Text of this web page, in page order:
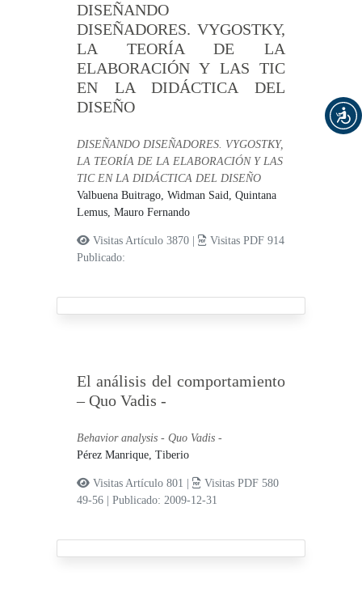
DISEÑANDO
DISEÑADORES. VYGOSTKY,
LA TEORÍA DE LA
ELABORACIÓN Y LAS TIC
EN LA DIDÁCTICA DEL
DISEÑO
DISEÑANDO DISEÑADORES. VYGOSTKY,
LA TEORÍA DE LA ELABORACIÓN Y LAS
TIC EN LA DIDÁCTICA DEL DISEÑO
Valbuena Buitrago, Widman Said,Quintana
Lemus, Mauro Fernando
Visitas Artículo 3870 |
Visitas PDF 914
Publicado:
El análisis del comportamiento
– Quo Vadis -
Behavior analysis - Quo Vadis -
Pérez Manrique, Tiberio
Visitas Artículo 801 |
Visitas PDF 580
49-56
|Publicado: 2009-12-31